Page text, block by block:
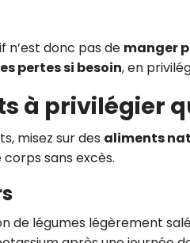
n’est donc pas de manger
pertes si besoin, en
à privilégier
misez sur des aliments
sans excès.
de légumes légèrement